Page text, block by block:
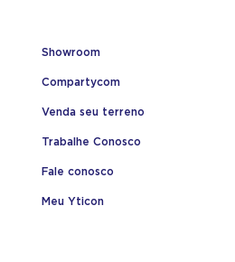
Showroom
Compartycom
Venda seu terreno
Trabalhe Conosco
Fale conosco
Meu Yticon